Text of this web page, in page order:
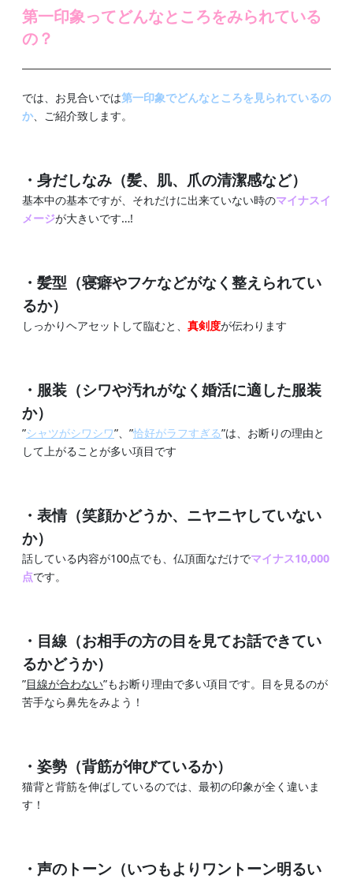
第一印象ってどんなところをみられている
の？
では、お見合いでは第一印象でどんなところを見られているの
か、ご紹介致します。
・身だしなみ（髪、肌、爪の清潔感など）
基本中の基本ですが、それだけに出来ていない時のマイナスイ
メージが大きいです…!
・髪型（寝癖やフケなどがなく整えられてい
るか）
しっかりヘアセットして臨むと、 真剣度が伝わります
・服装（シワや汚れがなく婚活に適した服装
か）
”シャツがシワシワ”、”恰好がラフすぎる”は、お断りの理由と
して上がることが多い項目です
・表情（笑顔かどうか、ニヤニヤしていない
か）
話している内容が100点でも、仏頂面なだけでマイナス10,000
点です。
・目線（お相手の方の目を見てお話できてい
るかどうか）
”目線が合わない”もお断り理由で多い項目です。目を見るのが
苦手なら鼻先をみよう！
・姿勢（背筋が伸びているか）
猫背と背筋を伸ばしているのでは、最初の印象が全く違いま
す！
・声のトーン（いつもよりワントーン明るい